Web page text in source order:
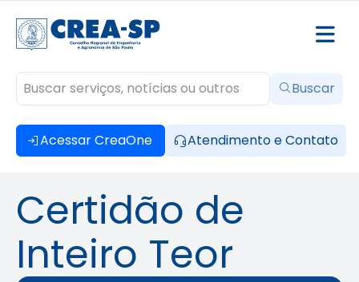
Acessar CreaOne Atendimento e Contato
Buscar
Certidão de
Inteiro Teor